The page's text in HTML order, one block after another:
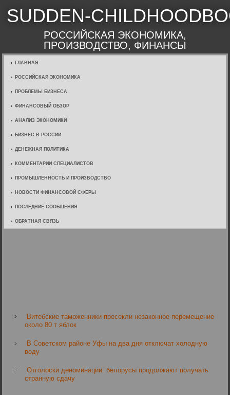
SUDDEN-
РОССИЙСКАЯ ЭКОНОМИКА,
ПРОИЗВОДСТВО, ФИНАНСЫ
ГЛАВНАЯ
РОССИЙСКАЯ ЭКОНОМИКА
ПРОБЛЕМЫ БИЗНЕСА
ФИНАНСОВЫЙ ОБЗОР
АНАЛИЗ ЭКОНОМИКИ
БИЗНЕС В РОССИИ
ДЕНЕЖНАЯ ПОЛИТИКА
КОММЕНТАРИИ СПЕЦИАЛИСТОВ
ПРОМЫШЛЕННОСТЬ И ПРОИЗВОДСТВО
НОВОСТИ ФИНАНСОВОЙ СФЕРЫ
ПОСЛЕДНИЕ СООБЩЕНИЯ
ОБРАТНАЯ СВЯЗЬ
Витебские таможенники пресекли незаконное перемещение
около 80 т яблок
В Советском районе Уфы на два дня отключат холодную
воду
Отголоски деноминации: белорусы продолжают получать
странную сдачу